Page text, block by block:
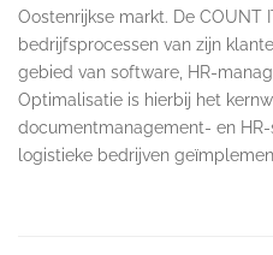
Oostenrijkse markt. De COUNT
bedrijfsprocessen van zijn
gebied van software, HR-
Optimalisatie is hierbij het
documentmanagement- en HR-
logistieke bedrijven